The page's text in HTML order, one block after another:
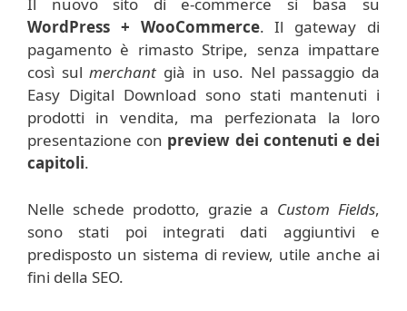
Il nuovo sito di e-commerce si basa su
WordPress + WooCommerce. Il gateway di
pagamento è rimasto Stripe, senza impattare
così sulmerchant già in uso. Nel passaggio da
Easy Digital Download sono stati mantenuti i
prodotti in vendita, ma perfezionata la loro
presentazione con preview dei contenuti e dei
capitoli.
Nelle schede prodotto, grazie a Custom Fields,
sono stati poi integrati dati aggiuntivi e
predisposto un sistema di review, utile anche ai
fini della SEO.